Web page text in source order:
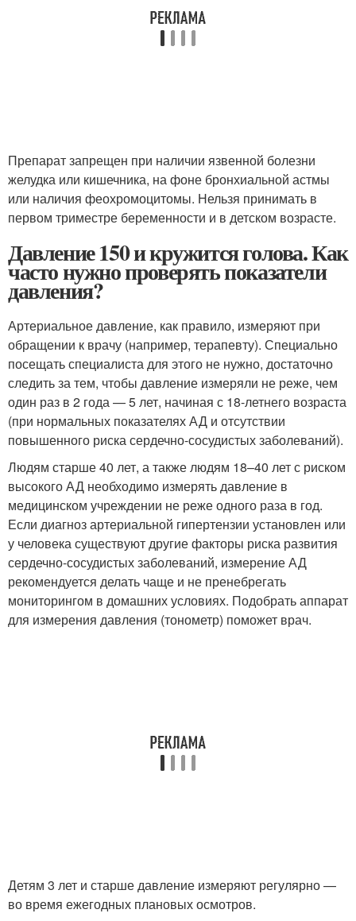
Препарат запрещен при наличии язвенной болезни
желудка или кишечника, на фоне бронхиальной астмы
или наличия феохромоцитомы. Нельзя принимать в
первом триместре беременности и в детском возрасте.
Давление 150 и кружится голова. Как
часто нужно проверять показатели
давления?
Артериальное давление, как правило, измеряют при
обращении к врачу (например, терапевту). Специально
посещать специалиста для этого не нужно, достаточно
следить за тем, чтобы давление измеряли не реже, чем
один раз в 2 года — 5 лет, начиная с 18-летнего возраста
(при нормальных показателях АД и отсутствии
повышенного риска сердечно-сосудистых заболеваний).
Людям старше 40 лет, а также людям 18–40 лет с риском
высокого АД необходимо измерять давление в
медицинском учреждении не реже одного раза в год.
Если диагноз артериальной гипертензии установлен или
у человека существуют другие факторы риска развития
сердечно-сосудистых заболеваний, измерение АД
рекомендуется делать чаще и не пренебрегать
мониторингом в домашних условиях. Подобрать аппарат
для измерения давления (тонометр) поможет врач.
Детям 3 лет и старше давление измеряют регулярно —
во время ежегодных плановых осмотров.